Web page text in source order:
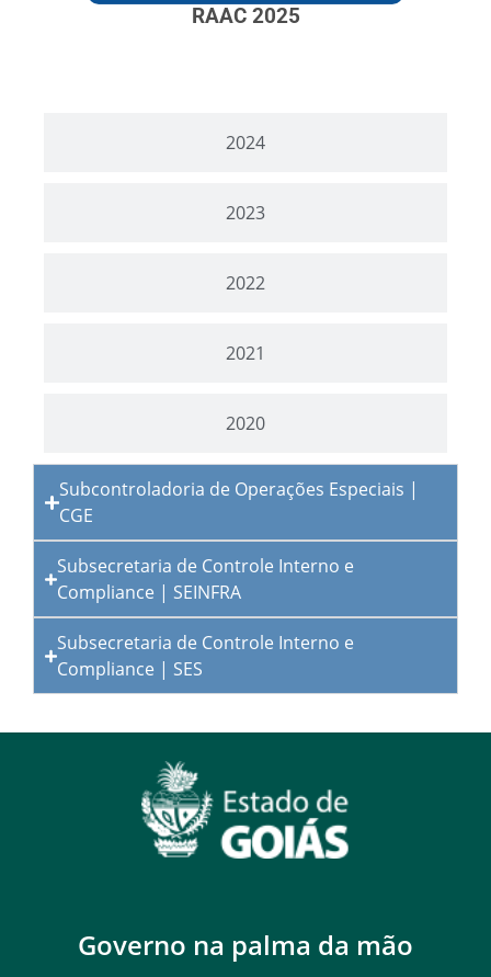
2024
2023
2022
2021
2020
RAAC 2025
Subcontroladoria de Operações Especiais |
CGE
Subsecretaria de Controle Interno e
Compliance | SEINFRA
Subsecretaria de Controle Interno e
Compliance | SES
Governo na palma da mão